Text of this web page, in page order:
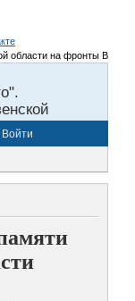
на фронты
Войти